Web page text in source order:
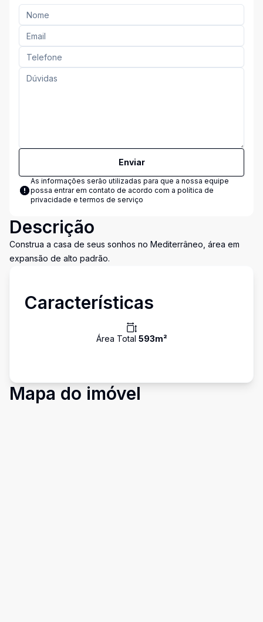
Enviar
As informações serão utilizadas para que a nossa equipe
possa entrar em contato de acordo com a política de
privacidade e termos de serviço
Descrição
Construa a casa de seus sonhos no Mediterrâneo, área em
expansão de alto padrão.
Características
Área Total 593m²
Mapa do imóvel